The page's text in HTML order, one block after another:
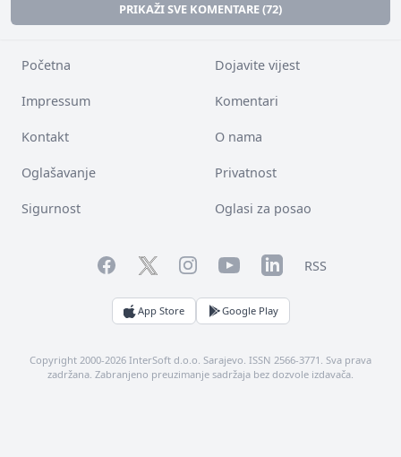
PRIKAŽI SVE KOMENTARE (72)
Početna Dojavite vijest
Impressum Komentari
Kontakt O nama
Oglašavanje Privatnost
Sigurnost Oglasi za posao
FacebookTwitterInstagramYouTubeLinkedInRSS
App Store Google Play
Copyright 2000-2026 InterSoft d.o.o. Sarajevo. ISSN 2566-3771. Sva prava
zadržana. Zabranjeno preuzimanje sadržaja bez dozvole izdavača.